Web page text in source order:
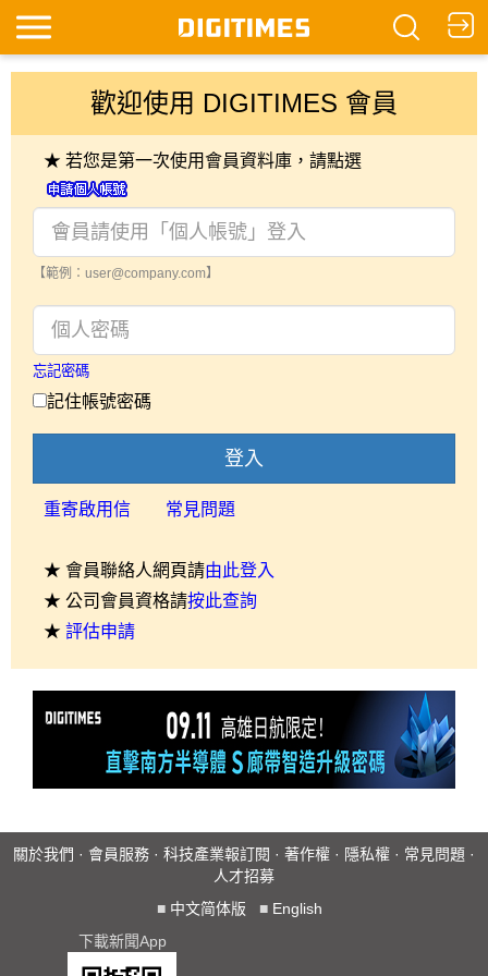
歡迎使用 DIGITIMES 會員
★ 若您是第一次使用會員資料庫，請點選
【範例：user@company.com】
忘記密碼
記住帳號密碼
登入
重寄啟用信 常見問題
★ 會員聯絡人網頁請由此登入
★ 公司會員資格請按此查詢
★ 評估申請
關於我們 · 會員服務 · 科技產業報訂閱 · 著作權 · 隱私權 · 常見問題 ·
人才招募
■ 中文简体版 ■ English
下載新聞App